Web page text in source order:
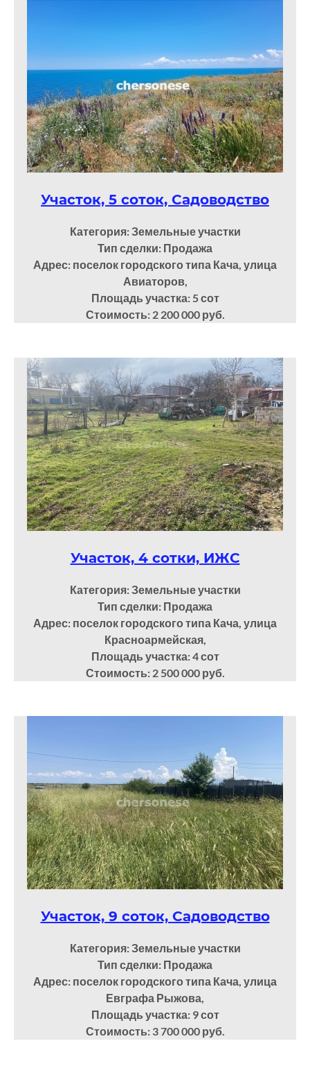
Участок, 5 соток, Садоводство
Категория: Земельные участки
Тип сделки: Продажа
Адрес: поселок городского типа Кача, улица
Авиаторов,
Площадь участка: 5сот
Стоимость: 2 200 000 руб.
Участок, 4 сотки, ИЖС
Категория: Земельные участки
Тип сделки: Продажа
Адрес: поселок городского типа Кача, улица
Красноармейская,
Площадь участка: 4сот
Стоимость: 2 500 000 руб.
Участок, 9 соток, Садоводство
Категория: Земельные участки
Тип сделки: Продажа
Адрес: поселок городского типа Кача, улица
Евграфа Рыжова,
Площадь участка: 9сот
Стоимость: 3 700 000 руб.